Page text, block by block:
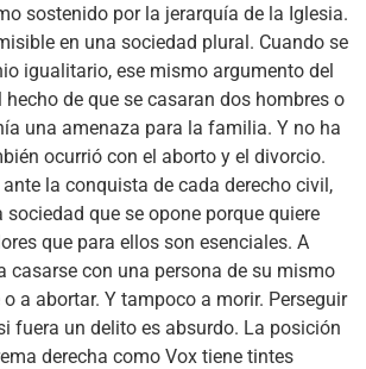
sostenido por la jerarquía de la Iglesia.
en una sociedad plural. Cuando se
igualitario, ese mismo argumento del
hecho de que se casaran dos hombres o
una amenaza para la familia. Y no ha
ocurrió con el aborto y el divorcio.
la conquista de cada derecho civil,
sociedad que se opone porque quiere
que para ellos son esenciales. A
casarse con una persona de su mismo
a abortar. Y tampoco a morir. Perseguir
fuera un delito es absurdo. La posición
derecha como Vox tiene tintes